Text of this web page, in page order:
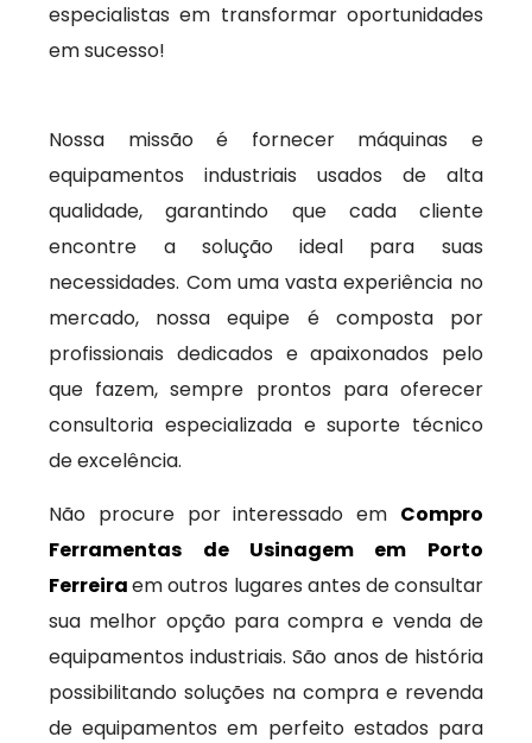
especialistas em transformar oportunidades
em sucesso!
Nossa missão é fornecer máquinas e
equipamentos industriais usados de alta
qualidade, garantindo que cada cliente
encontre a solução ideal para suas
necessidades. Com uma vasta experiência no
mercado, nossa equipe é composta por
profissionais dedicados e apaixonados pelo
que fazem, sempre prontos para oferecer
consultoria especializada e suporte técnico
de excelência.
Não procure por interessado em Compro
Ferramentas de Usinagem em Porto
Ferreiraem outros lugares antes de consultar
sua melhor opção para compra e venda de
equipamentos industriais. São anos de história
possibilitando soluções na compra e revenda
de equipamentos em perfeito estados para